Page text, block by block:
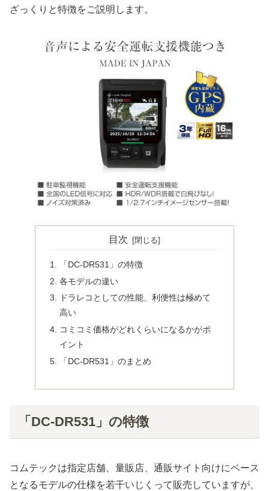
ざっくりと特徴をご説明します。
目次
「DC-DR531」の特徴
各モデルの違い
ドラレコとしての性能、利便性は極めて
高い
コミコミ価格がどれくらいになるかがポ
イント
「DC-DR531」のまとめ
「DC-DR531」の特徴
コムテックは指定店舗、量販店、通販サイト向けにベース
となるモデルの仕様を若干いじくって販売していますが、